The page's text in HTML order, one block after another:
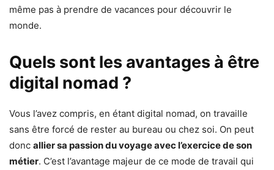
même pas à prendre de vacances pour découvrir le
monde.
Quels sont les avantages à être
digital nomad ?
Vous l’avez compris, en étant digital nomad, on travaille
sans être forcé de rester au bureau ou chez soi. On peut
donc allier sa passion du voyage avec l’exercice de son
métier. C’est l’avantage majeur de ce mode de travail qui